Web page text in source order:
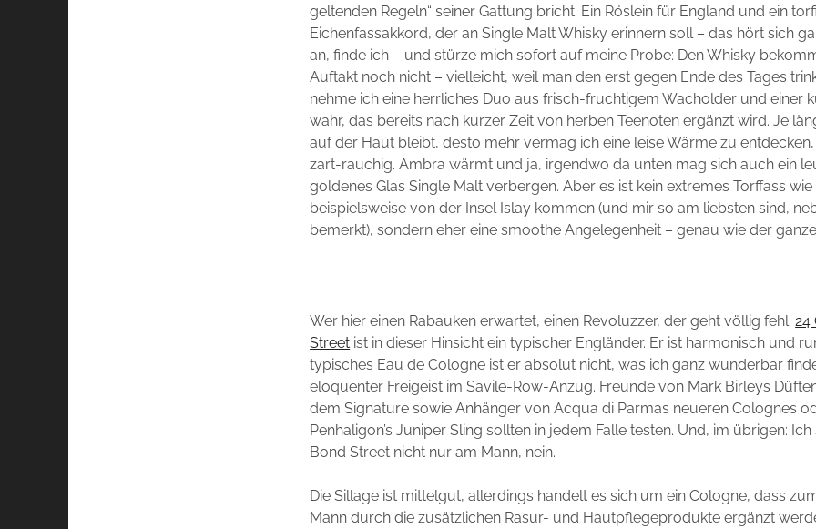
geltenden Regeln“ seiner Gattung bricht. Ein Röslein für England und ein
Eichenfassakkord, der an Single Malt Whisky erinnern soll – das hört sich
an, finde ich – und stürze mich sofort auf meine Probe: Den Whisky
Auftakt noch nicht – vielleicht, weil man den erst gegen Ende des Tages
nehme ich eine herrliches Duo aus frisch-fruchtigem Wacholder und einer
wahr, das bereits nach kurzer Zeit von herben Teenoten ergänzt wird. Je
auf der Haut bleibt, desto mehr vermag ich eine leise Wärme zu
zart-rauchig. Ambra wärmt und ja, irgendwo da unten mag sich auch ein
goldenes Glas Single Malt verbergen. Aber es ist kein extremes Torffass wie
beispielsweise von der Insel Islay kommen (und mir so am liebsten sind,
bemerkt), sondern eher eine smoothe Angelegenheit – genau wie der
Wer hier einen Rabauken erwartet, einen Revoluzzer, der geht völlig fehl: 24
Street ist in dieser Hinsicht ein typischer Engländer. Er ist harmonisch und
typisches Eau de Cologne ist er absolut nicht, was ich ganz wunderbar
eloquenter Freigeist im Savile-Row-Anzug. Freunde von Mark Birleys
dem Signature sowie Anhänger von Acqua di Parmas neueren Colognes
Penhaligon’s Juniper Sling sollten in jedem Falle testen. Und, im übrigen: Ich
Bond Street nicht nur am Mann, nein.
Die Sillage ist mittelgut, allerdings handelt es sich um ein Cologne, dass
Mann durch die zusätzlichen Rasur- und Hautpflegeprodukte ergänzt